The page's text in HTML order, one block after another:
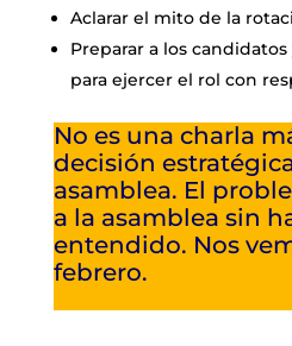
Aclarar el mito de la
Preparar a los
para ejercer el rol con
No es una charla
decisión
asamblea. El
a la asamblea sin
entendido. Nos
febrero.